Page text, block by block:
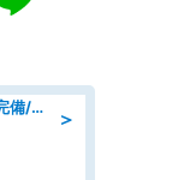
＞
組立・組付け/高収入/日払いOK/寮完備/交替制/20・30・40代活躍中